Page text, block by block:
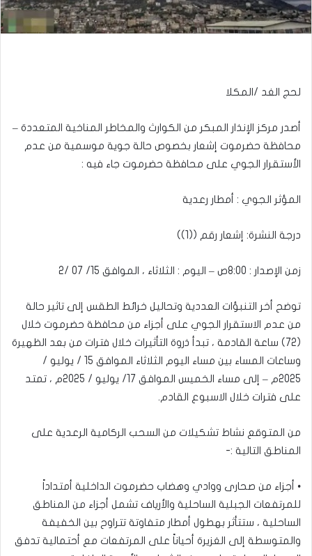
لحج الغد /المكلا
أصدر مركز الإنذار المبكر من الكوارث والمخاطر المناخية المتعددة –
محافظة حضرموت إشعار بخصوص حالة جوية موسمية من عدم
الأستقرار الجوي على محافظة حضرموت جاء فيه :
المؤثر الجوي : أمطار رعدية
درجة النشرة: إشعار رقم ((1))
زمن الإصدار : 8:00ص – اليوم : الثلاثاء ، الموافق 15/ 07 /2
توضح أخر التنبؤات العددية وتحاليل خرائط الطقس إلى تاثير حالة
من عدم الاستقرار الجوي على أجزاء من محافظة حضرموت خلال
(72) ساعة القادمة ، تبدأ ذروة التأثيرات خلال فترات من بعد الظهيرة
وساعات المساء بين مساء اليوم الثلاثاء الموافق 15 / يوليو /
2025م – إلى مساء الخميس الموافق 17/ يوليو / 2025م ، تمتد
على فترات خلال الاسبوع القادم.
من المتوقع نشاط تشكيلات من السحب الركامية الرعدية على
المناطق التالية :-
• أجزاء من صحارى ووادي وهضاب حضرموت الداخلية أمتداداً
للمرتفعات الجبلية الساحلية والأرياف تشمل أجزاء من المناطق
الساحلية ، ستتأثر بهطول أمطار متفاوتة تتراوح بين الخفيفة
والمتوسطة إلى الغزيرة أحياناً على المرتفعات مع أحتمالية تدفق